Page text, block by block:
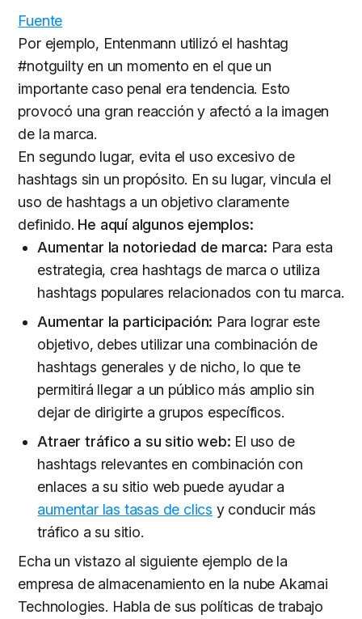
Fuente
Por ejemplo, Entenmann utilizó el hashtag
#notguilty en un momento en el que un
importante caso penal era tendencia. Esto
provocó una gran reacción y afectó a la imagen
de la marca.
En segundo lugar, evita el uso excesivo de
hashtags sin un propósito. En su lugar, vincula el
uso de hashtags a un objetivo claramente
definido. He aquí algunos ejemplos:
Aumentar la notoriedad de marca: Para esta
estrategia, crea hashtags de marca o utiliza
hashtags populares relacionados con tu marca.
Aumentar la participación: Para lograr este
objetivo, debes utilizar una combinación de
hashtags generales y de nicho, lo que te
permitirá llegar a un público más amplio sin
dejar de dirigirte a grupos específicos.
Atraer tráfico a su sitio web: El uso de
hashtags relevantes en combinación con
enlaces a su sitio web puede ayudar a
aumentar las tasas de clics y conducir más
tráfico a su sitio.
Echa un vistazo al siguiente ejemplo de la
empresa de almacenamiento en la nube Akamai
Technologies. Habla de sus políticas de trabajo